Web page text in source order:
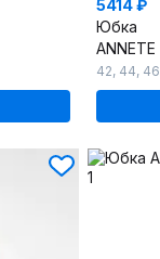
5414 ₽
Юбка
ANNETE
42, 44, 46